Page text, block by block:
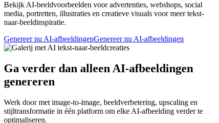
Bekijk AI-beeldvoorbeelden voor advertenties, webshops, social
media, portretten, illustraties en creatieve visuals voor meer tekst-
naar-beeldinspiratie.
Genereer nu AI-afbeeldingenGenereer nu AI-afbeeldingen
Ga verder dan alleen AI-afbeeldingen
genereren
Werk door met image-to-image, beeldverbetering, upscaling en
stijltransformatie in één platform om elke AI-afbeelding verder te
optimaliseren.